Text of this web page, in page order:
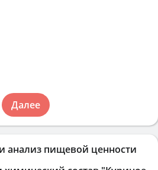
анализ пищевой ценности
Далее